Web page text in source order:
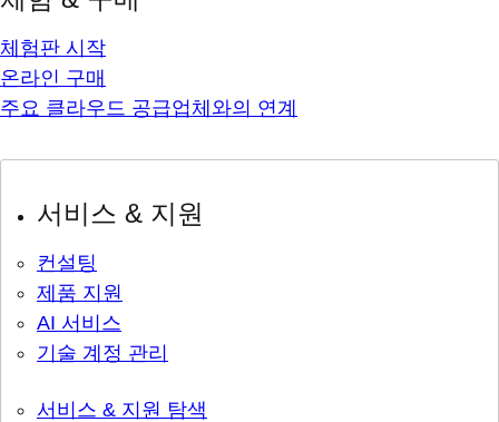
체험판 시작
온라인 구매
주요 클라우드 공급업체와의 연계
서비스 & 지원
컨설팅
제품 지원
AI 서비스
기술 계정 관리
서비스 & 지원 탐색